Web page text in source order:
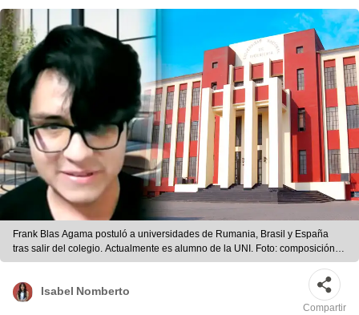
Frank Blas Agama postuló a universidades de Rumania, Brasil y España
tras salir del colegio. Actualmente es alumno de la UNI. Foto: composición
LR/YouTube/Modesto Montoya/UNI
Isabel Nomberto
Compartir